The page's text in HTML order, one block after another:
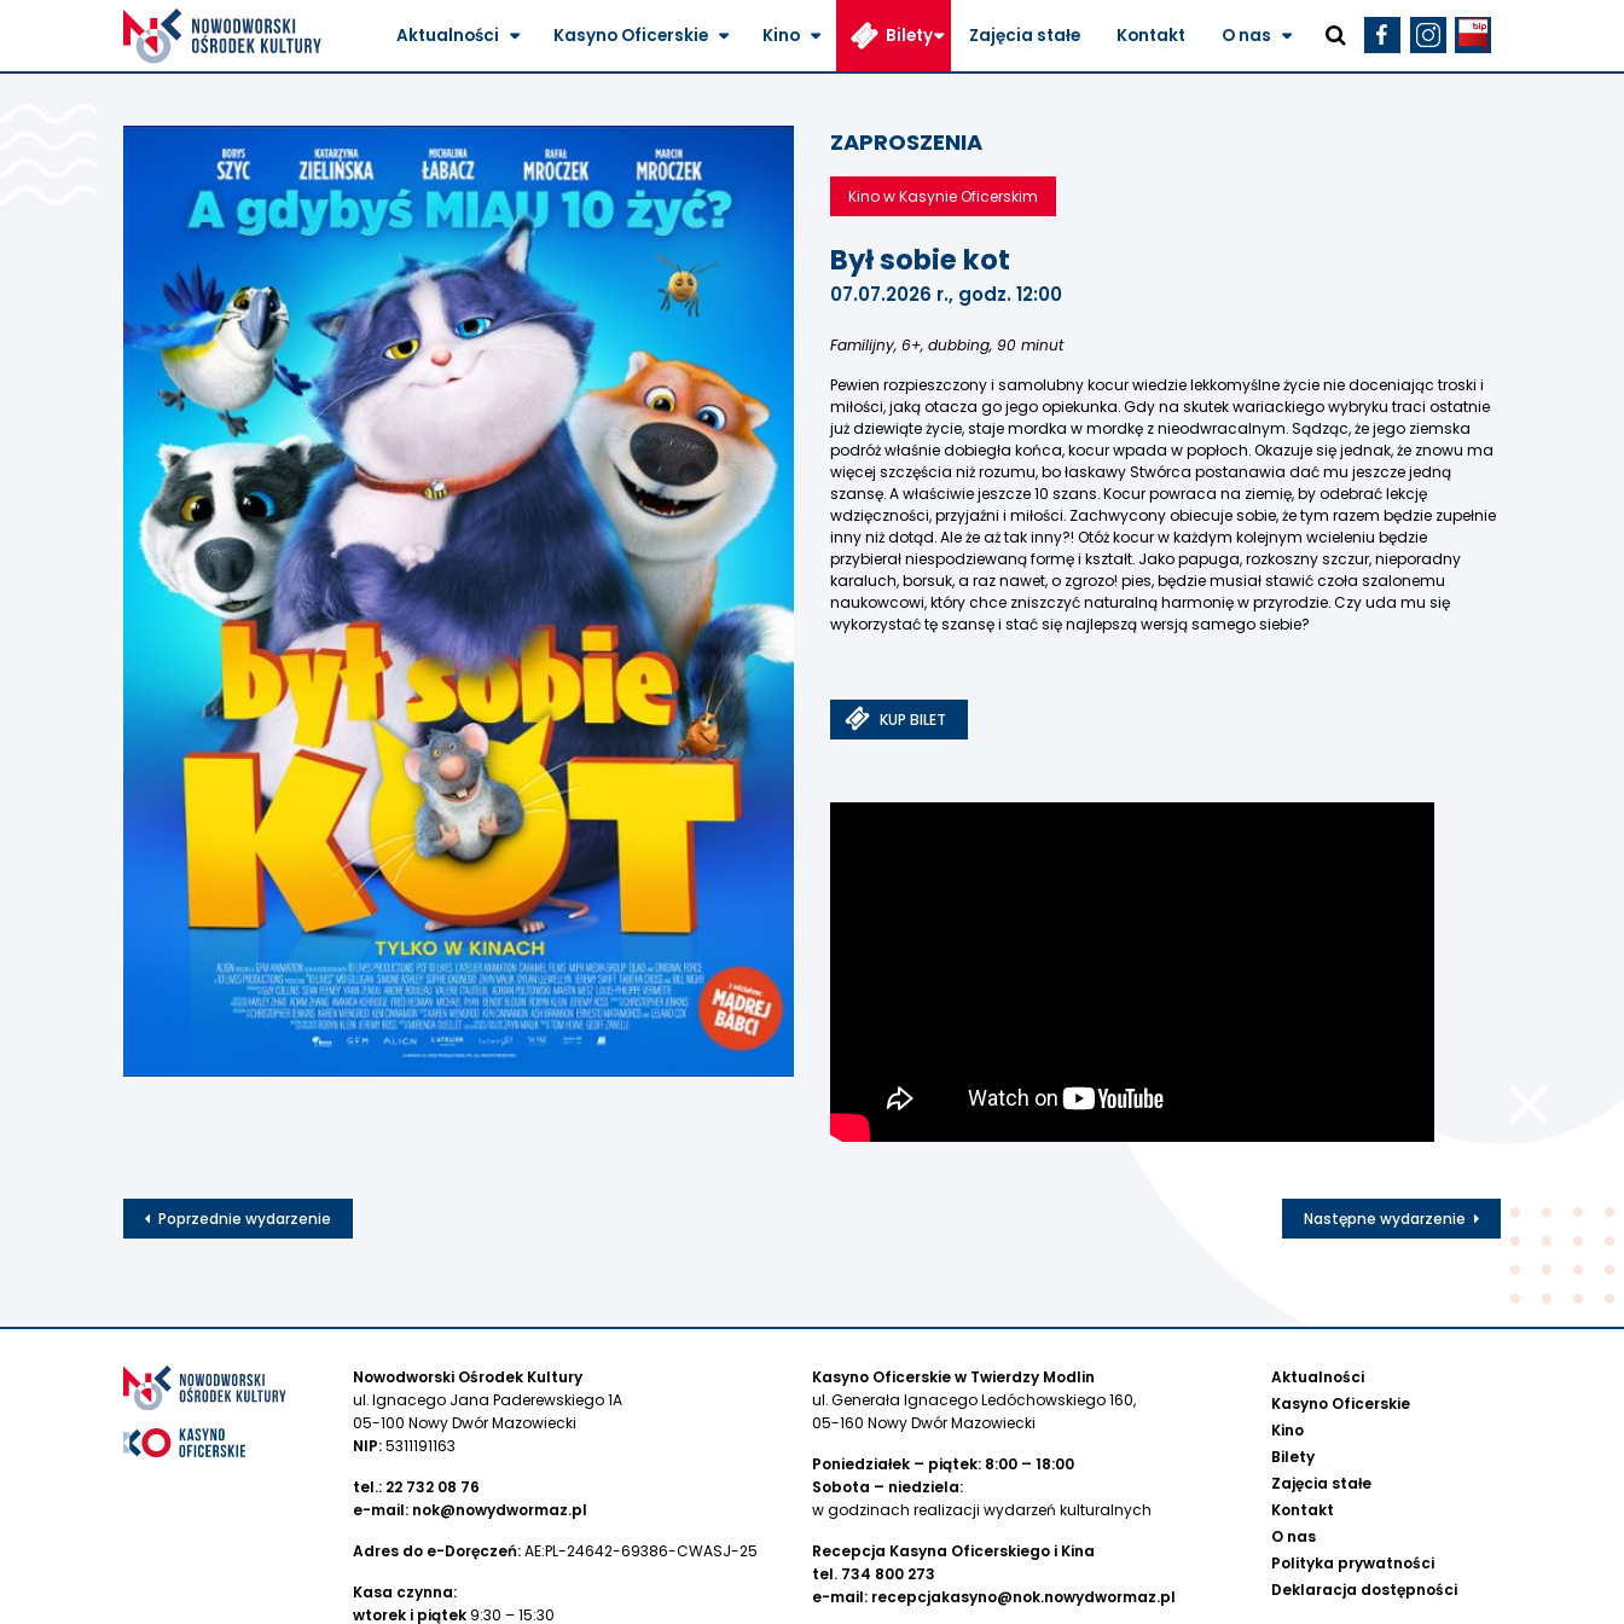
Aktualności Kasyno Oficerskie Kino Bilety Zajęcia stałe Kontakt O nas
ZAPROSZENIA
Kino w Kasynie Oficerskim
Był sobie kot
07.07.2026 r., godz. 12:00
Familijny, 6+, dubbing, 90 minut
Pewien rozpieszczony i samolubny kocur wiedzie lekkomyślne życie nie doceniając troski i
miłości, jaką otacza go jego opiekunka. Gdy na skutek wariackiego wybryku traci ostatnie
już dziewiąte życie, staje mordka w mordkę z nieodwracalnym. Sądząc, że jego ziemska
podróż właśnie dobiegła końca, kocur wpada w popłoch. Okazuje się jednak, że znowu ma
więcej szczęścia niż rozumu, bo łaskawy Stwórca postanawia dać mu jeszcze jedną
szansę. A właściwie jeszcze 10 szans. Kocur powraca na ziemię, by odebrać lekcję
wdzięczności, przyjaźni i miłości. Zachwycony obiecuje sobie, że tym razem będzie zupełnie
inny niż dotąd. Ale że aż tak inny?! Otóż kocur w każdym kolejnym wcieleniu będzie
przybierał niespodziewaną formę i kształt. Jako papuga, rozkoszny szczur, nieporadny
karaluch, borsuk, a raz nawet, o zgrozo! pies, będzie musiał stawić czoła szalonemu
naukowcowi, który chce zniszczyć naturalną harmonię w przyrodzie. Czy uda mu się
wykorzystać tę szansę i stać się najlepszą wersją samego siebie?
KUP BILET
Poprzednie wydarzenie Następne wydarzenie
Nowodworski Ośrodek Kultury
ul. Ignacego Jana Paderewskiego 1A
05-100 Nowy Dwór Mazowiecki
NIP:5311191163
tel.: 22 732 08 76
e-mail: nok@nowydwormaz.pl
Adres do e-Doręczeń:AE:PL-24642-69386-CWASJ-25
Kasa czynna:
wtorek i piątek9:30 – 15:30
Kasyno Oficerskie w Twierdzy Modlin
ul. Generała Ignacego Ledóchowskiego 160,
05-160 Nowy Dwór Mazowiecki
Poniedziałek – piątek: 8:00 – 18:00
Sobota – niedziela:
w godzinach realizacji wydarzeń kulturalnych
Recepcja Kasyna Oficerskiego i Kina
tel. 734 800 273
e-mail: recepcjakasyno@nok.nowydwormaz.pl
Aktualności
Kasyno Oficerskie
Kino
Bilety
Zajęcia stałe
Kontakt
O nas
Polityka prywatności
Deklaracja dostępności